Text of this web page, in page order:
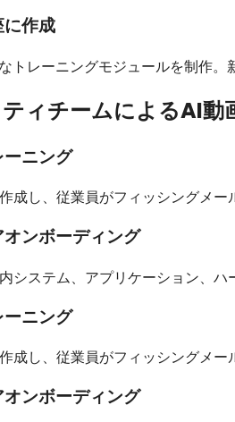
作成
トレーニングモジュールを制作
ィチームによるAI動
ニング
成し、従業員がフィッシングメ
ンボーディング
システム、アプリケーション、
ニング
成し、従業員がフィッシングメ
ンボーディング